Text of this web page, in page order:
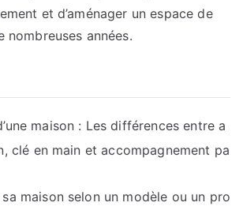
et d’aménager un espace de
nombreuses années.
maison : Les différences entre a
clé en main et accompagnement pa
maison selon un modèle ou un pro